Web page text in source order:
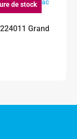
de stock
Grand